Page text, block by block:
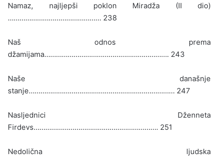
Namaz, najljepši poklon Miradža (II dio)
………………………………………… 238
Naš odnos prema
džamijama………………………………………………………. 243
Naše današnje
stanje………………………………………………………………… 247
Nasljednici Dženneta
Firdevs………………………………………………………. 251
Nedolična ljudska